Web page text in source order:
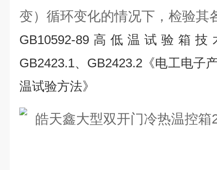
变）循环变化的情况下，检验其
GB10592-89高低温试验箱
GB2423.1、GB2423.2《电工电子
温试验方法》